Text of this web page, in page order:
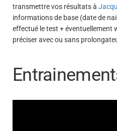
transmettre vos résultats à
informations de base (date de
effectué le test + éventuellement
préciser avec ou sans